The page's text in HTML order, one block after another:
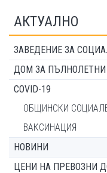
АКТУАЛНО
ЗАВЕДЕНИЕ ЗА
ДОМ ЗА
COVID-19
ОБЩИНСКИ
ВАКСИНАЦИЯ
НОВИНИ
ЦЕНИ НА ПРЕВОЗНИ